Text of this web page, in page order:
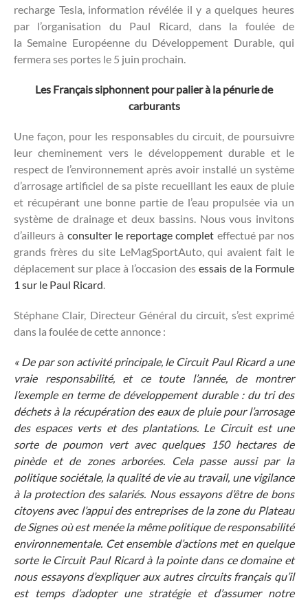
recharge Tesla, information révélée il y a quelques heures
par l’organisation du Paul Ricard, dans la foulée de
la Semaine Européenne du Développement Durable, qui
fermera ses portes le 5 juin prochain.
Les Français siphonnent pour palier à la pénurie de
carburants
Une façon, pour les responsables du circuit, de poursuivre
leur cheminement vers le développement durable et le
respect de l’environnement après avoir installé un système
d’arrosage artificiel de sa piste recueillant les eaux de pluie
et récupérant une bonne partie de l’eau propulsée via un
système de drainage et deux bassins. Nous vous invitons
d’ailleurs à consulter le reportage complet effectué par nos
grands frères du site LeMagSportAuto, qui avaient fait le
déplacement sur place à l’occasion des essais de la Formule
1 sur le Paul Ricard.
Stéphane Clair, Directeur Général du circuit, s’est exprimé
dans la foulée de cette annonce :
« De par son activité principale, le Circuit Paul Ricard a une
vraie responsabilité, et ce toute l’année, de montrer
l’exemple en terme de développement durable : du tri des
déchets à la récupération des eaux de pluie pour l’arrosage
des espaces verts et des plantations. Le Circuit est une
sorte de poumon vert avec quelques 150 hectares de
pinède et de zones arborées. Cela passe aussi par la
politique sociétale, la qualité de vie au travail, une vigilance
à la protection des salariés. Nous essayons d’être de bons
citoyens avec l’appui des entreprises de la zone du Plateau
de Signes où est menée la même politique de responsabilité
environnementale. Cet ensemble d’actions met en quelque
sorte le Circuit Paul Ricard à la pointe dans ce domaine et
nous essayons d’expliquer aux autres circuits français qu’il
est temps d’adopter une stratégie et d’assumer notre